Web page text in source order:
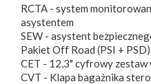
RCTA - system
asystentem
SEW - asystent
Pakiet Off Road (PSI +
CET - 12,3" cyfrowy zestaw
CVT - Klapa bagażnika